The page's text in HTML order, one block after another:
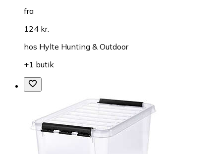
fra
124 kr.
hos Hylte Hunting & Outdoor
+1 butik